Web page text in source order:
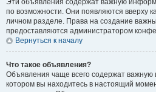
Эти объявления содержат важную
по возможности. Они появляются вверху
личном разделе. Права на создание
предоставляются администратором
Вернуться к началу
Что такое объявления?
Объявления чаще всего содержат
котором вы находитесь в настоящий